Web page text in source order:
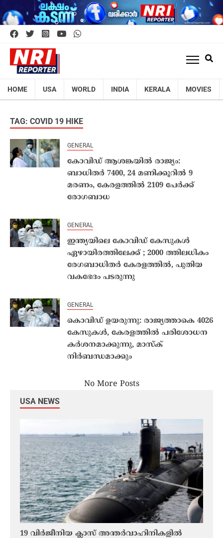
HOME USA WORLD INDIA KERALA MOVIES
TAG: COVID 19 HIKE
GENERAL
കോവിഡ് ആശങ്കയില്‍ രാജ്യം:
ബാധിതര്‍ 7400, 24 മണിക്കൂറില്‍ 9
മരണം, കേരളത്തില്‍ 2109 പേര്‍ക്ക്
രോഗബാധ
GENERAL
ഇന്ത്യയിലെ കോവിഡ് കേസുകള്‍
ഏഴായിരത്തിലേക്ക് ; 2000 ത്തിലധികം
രേഗബാധിതര്‍ കേരളത്തില്‍, പുതിയ
വകഭേദം പടരുന്നു
GENERAL
കൊവിഡ് ഉയരുന്നു: രാജ്യത്താകെ 4026
കേസുകള്‍, കേരളത്തില്‍ പരിശോധന
കര്‍ശനമാക്കുന്നു, മാസ്‌ക്
നിര്‍ബന്ധമാക്കും
No More Posts
USA NEWS
19 വിർജീനിയ ക്ലാസ് അന്തർവാഹിനികളിൽ